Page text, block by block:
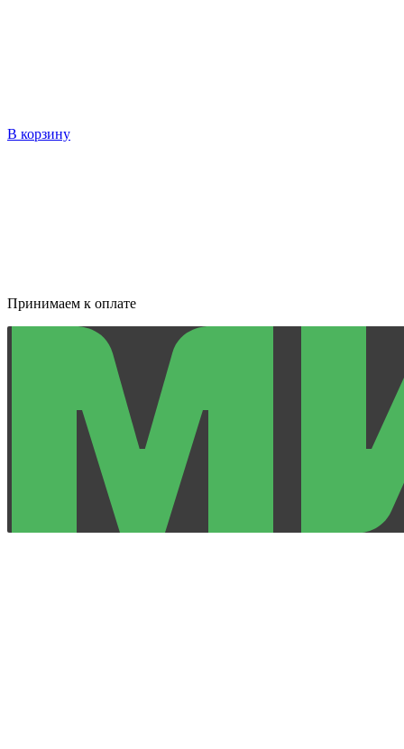
В корзину
Принимаем к оплате